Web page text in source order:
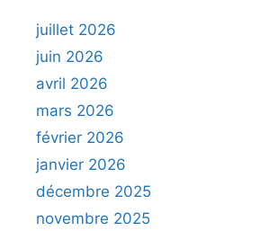
juillet 2026
juin 2026
avril 2026
mars 2026
février 2026
janvier 2026
décembre 2025
novembre 2025